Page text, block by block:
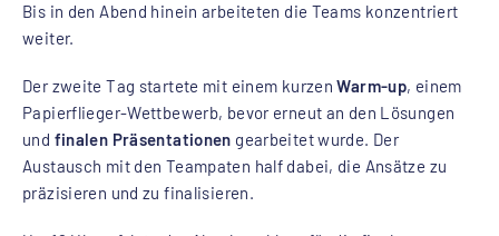
Bis in den Abend hinein arbeiteten die Teams konzentriert
weiter.
Der zweite Tag startete mit einem kurzenWarm-up, einem
Papierflieger-Wettbewerb, bevor erneut an den Lösungen
und finalen Präsentationen gearbeitet wurde. Der
Austausch mit den Teampaten half dabei, die Ansätze zu
präzisieren und zu finalisieren.